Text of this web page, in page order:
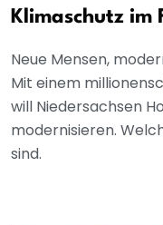
Klimaschutz im
Neue Mensen,
Mit einem
will Niedersachsen
modernisieren.
sind.